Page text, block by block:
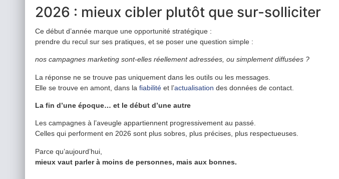
2026 : mieux cibler plutôt que sur-solliciter
Ce début d’année marque une opportunité stratégique :
prendre du recul sur ses pratiques, et se poser une question simple :
nos campagnes marketing sont-elles réellement adressées, ou simplement diffusées ?
La réponse ne se trouve pas uniquement dans les outils ou les messages.
Elle se trouve en amont, dans la fiabilité et l’actualisation des données de contact.
La fin d’une époque… et le début d’une autre
Les campagnes à l’aveugle appartiennent progressivement au passé.
Celles qui performent en 2026 sont plus sobres, plus précises, plus respectueuses.
Parce qu’aujourd’hui,
mieux vaut parler à moins de personnes, mais aux bonnes.